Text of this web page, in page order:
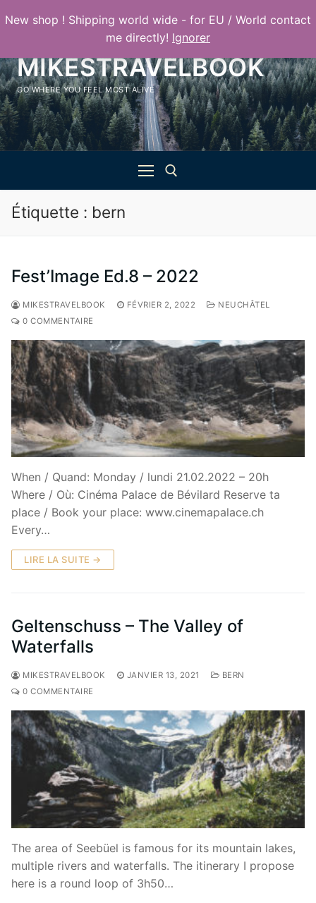
au
MIKESTRAVELBOOK
GO WHERE YOU FEEL MOST ALIVE
Étiquette : bern
Fest’Image Ed.8 – 2022
MIKESTRAVELBOOK FÉVRIER 2, 2022
NEUCHÂTEL
0 COMMENTAIRE
When / Quand: Monday / lundi 21.02.2022 – 20h
Where / Où: Cinéma Palace de Bévilard Reserve ta
place / Book your place: www.cinemapalace.ch
Every…
LIRE LA SUITE →
Geltenschuss – The Valley of
Waterfalls
MIKESTRAVELBOOK JANVIER 13, 2021
BERN
0 COMMENTAIRE
The area of Seebüel is famous for its mountain lakes,
multiple rivers and waterfalls. The itinerary I propose
here is a round loop of 3h50…
New shop ! Shipping world wide - for EU / World contact
me directly! Ignorer